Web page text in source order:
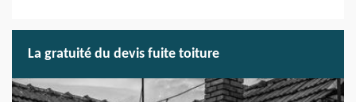
La gratuité du devis fuite toiture